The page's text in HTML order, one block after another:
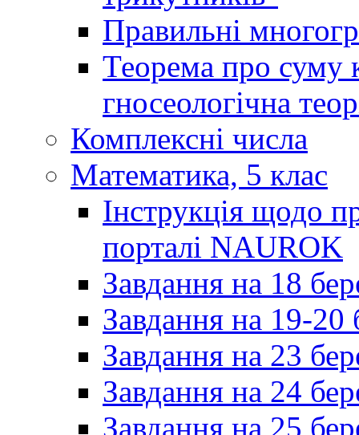
Правильні
Теорема про суму
гносеологічна
Комплексні числа
Математика, 5 клас
Інструкція щодо
порталі NAUROK
Завдання на 18
Завдання на 19-20
Завдання на 23
Завдання на 24
Завдання на 25